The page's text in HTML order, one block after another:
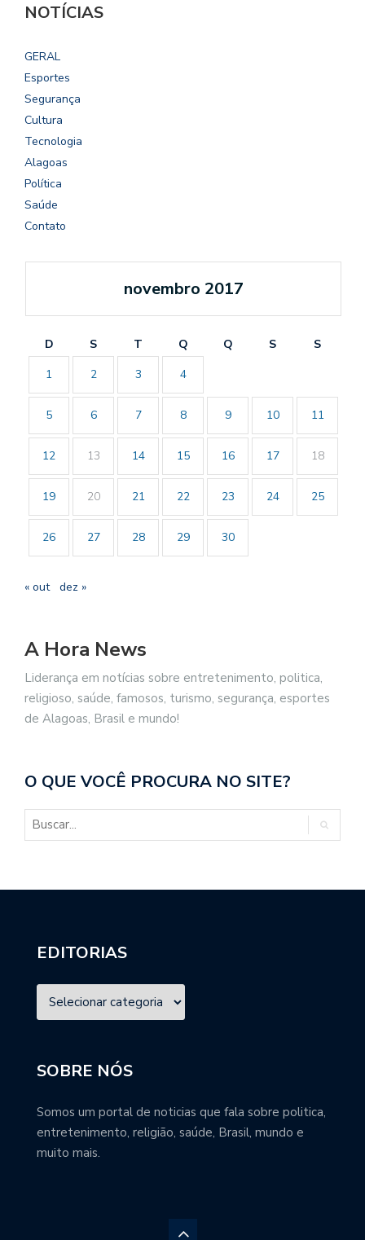
NOTÍCIAS
GERAL
Esportes
Segurança
Cultura
Tecnologia
Alagoas
Política
Saúde
Contato
novembro 2017
D S T Q Q S
S
1
2 3 4
5 6 7 8 9 10 11
12 13 14 15 16 17 18
19 20 21 22 23 24 25
26 27 28 29 30
« out dez »
A Hora News
Liderança em notícias sobre entretenimento, politica,
religioso, saúde, famosos, turismo, segurança, esportes
de Alagoas, Brasil e mundo!
O QUE VOCÊ PROCURA NO SITE?
EDITORIAS
SOBRE NÓS
Somos um portal de noticias que fala sobre politica,
entretenimento, religião, saúde, Brasil, mundo e
muito mais.